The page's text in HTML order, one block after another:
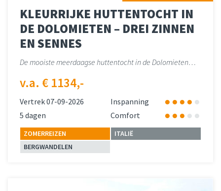
KLEURRIJKE HUTTENTOCHT IN
DE DOLOMIETEN – DREI ZINNEN
EN SENNES
De mooiste meerdaagse huttentocht in de Dolomieten…
v.a. € 1134,-
Vertrek 07-09-2026
Inspanning
5 dagen
Comfort
ZOMERREIZEN
ITALIË
BERGWANDELEN